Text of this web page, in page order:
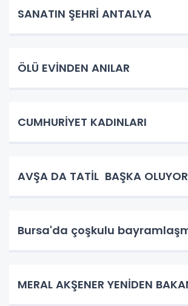
SANATIN ŞEHRİ ANTALYA
ÖLÜ EVİNDEN ANILAR
CUMHURİYET KADINLARI
AVŞA DA TATİL BAŞKA OLUYOR
Bursa'da çoşkulu
MERAL AKŞENER YENİDEN